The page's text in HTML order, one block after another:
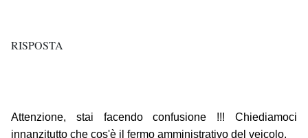
RISPOSTA
Attenzione, stai facendo confusione !!! Chiediamoci
innanzitutto che cos'è il fermo amministrativo del veicolo.